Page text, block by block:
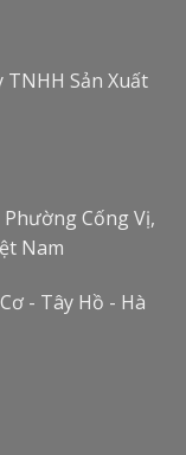
TNHH Sản Xuất
Cống Vị,
Nam
- Tây Hồ - Hà